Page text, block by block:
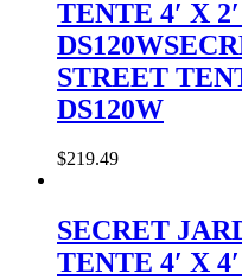
TENTE 4′ X
STREET
DS120W
$219.49
SECRET
TENTE 4′ X